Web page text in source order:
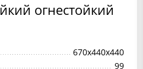
огнестойкий
670х440х440
99